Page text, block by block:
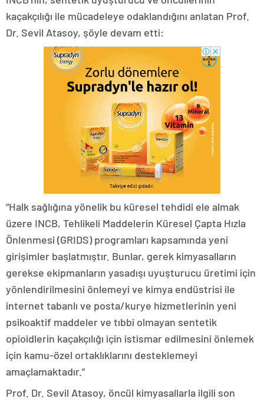
kaçakçılığı ile mücadeleye odaklandığını anlatan Prof.
Dr. Sevil Atasoy, şöyle devam etti:
“Halk sağlığına yönelik bu küresel tehdidi ele almak
üzere INCB, Tehlikeli Maddelerin Küresel Çapta Hızla
Önlenmesi (GRIDS) programları kapsamında yeni
girişimler başlatmıştır. Bunlar, gerek kimyasalların
gerekse ekipmanların yasadışı uyuşturucu üretimi için
yönlendirilmesini önlemeyi ve kimya endüstrisi ile
internet tabanlı ve posta/kurye hizmetlerinin yeni
psikoaktif maddeler ve tıbbi olmayan sentetik
opioidlerin kaçakçılığı için istismar edilmesini önlemek
için kamu-özel ortaklıklarını desteklemeyi
amaçlamaktadır.”
Prof. Dr. Sevil Atasoy, öncül kimyasallarla ilgili son